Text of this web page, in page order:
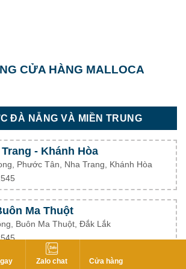
CỬA HÀNG MALLOCA
ĐÀ NẴNG VÀ MIỀN TRUNG
- Khánh Hòa
Phước Tân, Nha Trang, Khánh Hòa
Ma Thuột
Buôn Ma Thuột, Đắk Lắk
Zalo chat Cửa hàng